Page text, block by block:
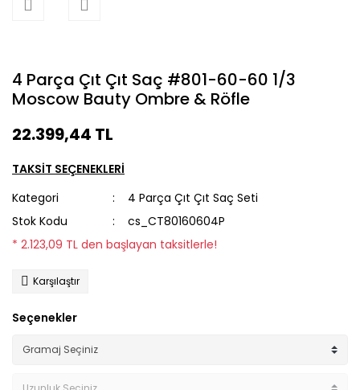
4 Parça Çıt Çıt Saç #801-60-60 1/3
Moscow Bauty Ombre & Röfle
22.399,44 TL
TAKSİT SEÇENEKLERİ
Kategori
4 Parça Çıt Çıt Saç Seti
Stok Kodu
cs_CT80160604P
* 2.123,09 TL den başlayan taksitlerle!
Karşılaştır
Seçenekler